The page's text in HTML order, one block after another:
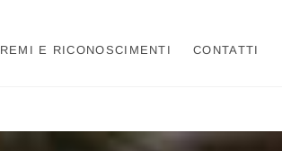
E RICONOSCIMENTI CONTATTI